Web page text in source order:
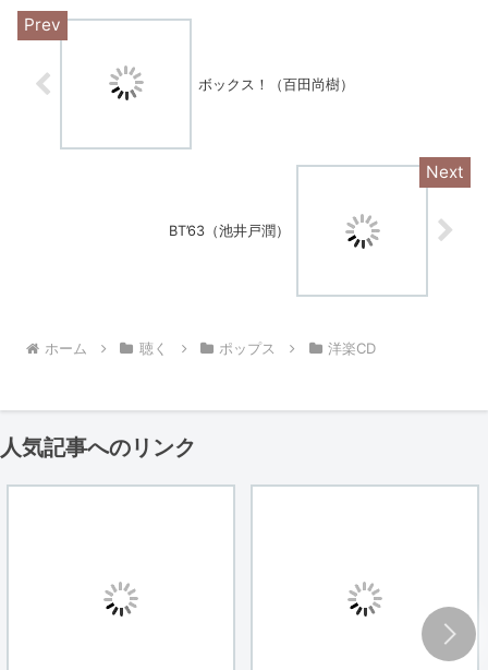
ボックス！（百田尚樹）
BT’63（池井戸潤）
ホーム 聴く ポップス 洋楽CD
人気記事へのリンク